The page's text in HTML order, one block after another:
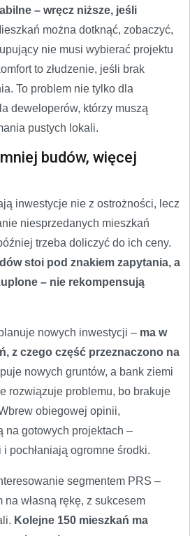
– wręcz niższe, jeśli
można dotknąć, zobaczyć,
nie musi wybierać projektu
to złudzenie, jeśli brak
To problem nie tylko dla
deweloperów, którzy muszą
pustych lokali.
budów, więcej
inwestycje nie z ostrożności, lecz
niesprzedanych mieszkań
trzeba doliczyć do ich ceny.
stoi pod znakiem zapytania, a
– nie rekompensują
nowych inwestycji – ma w
z czego część przeznaczono na
nowych gruntów, a bank ziemi
rozwiązuje problemu, bo brakuje
obiegowej opinii,
na gotowych projektach –
pochłaniają ogromne środki.
segmentem PRS –
na własną rękę, z sukcesem
Kolejne 150 mieszkań ma